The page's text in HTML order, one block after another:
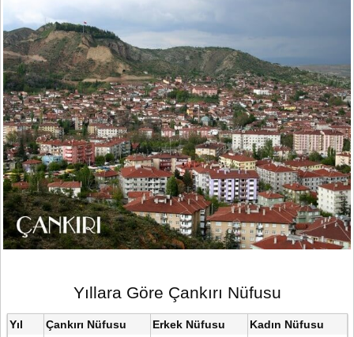
Yıllara Göre Çankırı Nüfusu
Yıl Çankırı Nüfusu Erkek Nüfusu
Kadın Nüfusu